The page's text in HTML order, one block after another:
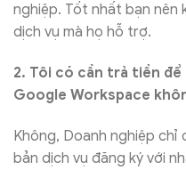
nghiệp. Tốt nhất bạn nên
dịch vụ mà họ hỗ trợ.
2. Tôi có cần trả tiền
Google Workspace
Không, Doanh nghiệp chỉ
bản dịch vụ đăng ký với